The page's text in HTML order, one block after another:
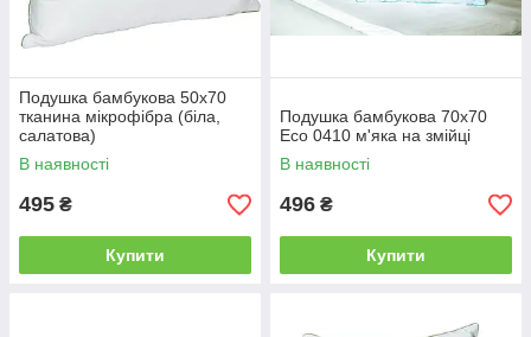
Подушка бамбукова 50х70
тканина мікрофібра (біла,
салатова)
В наявності
495 ₴
Купити
Подушка бамбукова 70х70
Есо 0410 м'яка на змійці
В наявності
496 ₴
Купити